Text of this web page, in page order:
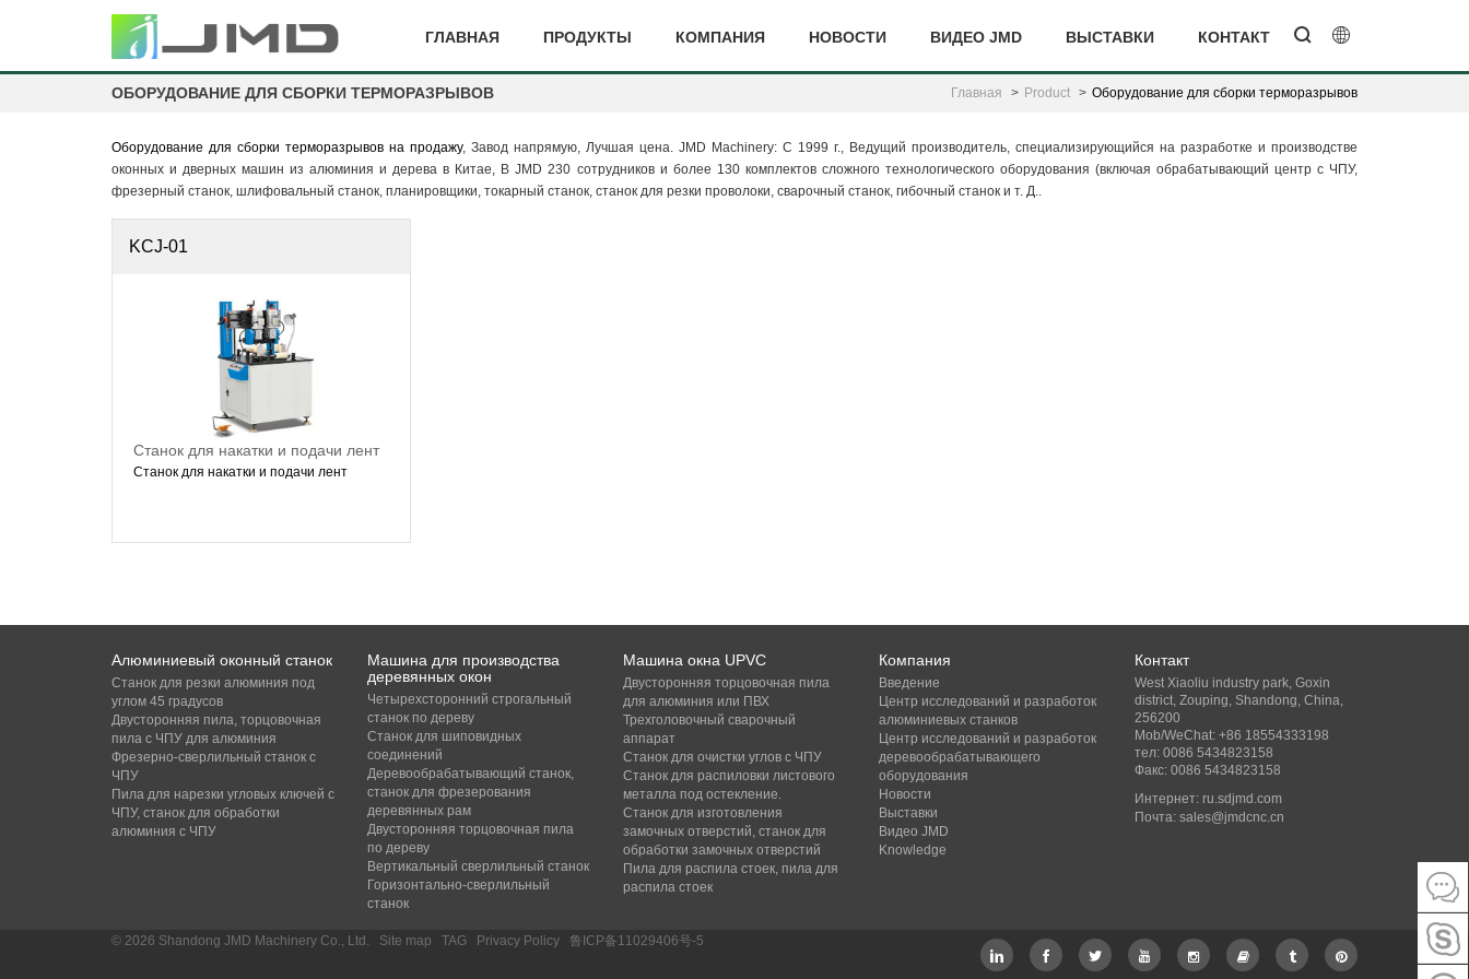
ГЛАВНАЯ ПРОДУКТЫ КОМПАНИЯ НОВОСТИ ВИДЕО JMD ВЫСТАВКИ КОНТАКТ
ОБОРУДОВАНИЕ ДЛЯ СБОРКИ ТЕРМОРАЗРЫВОВ Главная Product Оборудование для сборки терморазрывов
Оборудование для сборки терморазрывов на продажу, Завод напрямую, Лучшая цена. JMD Machinery: С 1999 г., Ведущий производитель, специализирующийся на разработке и производстве
оконных и дверных машин из алюминия и дерева в Китае, В JMD 230 сотрудников и более 130 комплектов сложного технологического оборудования (включая обрабатывающий центр с ЧПУ,
фрезерный станок, шлифовальный станок, планировщики, токарный станок, станок для резки проволоки, сварочный станок, гибочный станок и т. Д..
KCJ-01
Станок для накатки и подачи лент
Станок для накатки и подачи лент
Алюминиевый оконный станок
Станок для резки алюминия под
углом 45 градусов
Двусторонняя пила, торцовочная
пила с ЧПУ для алюминия
Фрезерно-сверлильный станок с
ЧПУ
Пила для нарезки угловых ключей с
ЧПУ, станок для обработки
алюминия с ЧПУ
Машина для производства
деревянных окон
Четырехсторонний строгальный
станок по дереву
Станок для шиповидных
соединений
Деревообрабатывающий станок,
станок для фрезерования
деревянных рам
Двусторонняя торцовочная пила
по дереву
Вертикальный сверлильный станок
Горизонтально-сверлильный
станок
Машина окна UPVC
Двусторонняя торцовочная пила
для алюминия или ПВХ
Трехголовочный сварочный
аппарат
Станок для очистки углов с ЧПУ
Станок для распиловки листового
металла под остекление.
Станок для изготовления
замочных отверстий, станок для
обработки замочных отверстий
Пила для распила стоек, пила для
распила стоек
Компания
Введение
Центр исследований и разработок
алюминиевых станков
Центр исследований и разработок
деревообрабатывающего
оборудования
Новости
Выставки
Видео JMD
Knowledge
Контакт
West Xiaoliu industry park, Goxin
district, Zouping, Shandong, China,
256200
Mob/WeChat: +86 18554333198
тел: 0086 5434823158
Факс: 0086 5434823158
Интернет: ru.sdjmd.com
Почта: sales@jmdcnc.cn
© 2026 Shandong JMD Machinery Co., Ltd. Site map TAG Privacy Policy 鲁ICP备11029406号-5